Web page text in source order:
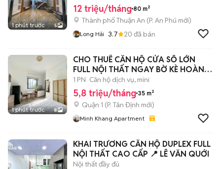
1 phút trước 5
12 triệu/tháng 80 m²
Thành phố Thuận An (P. An Phú mới)
Long Hải 3.7 20 đã bán
1 phút trước 8
CHO THUÊ CĂN HỘ CỬA SỔ LỚN
FULL NỘI THẤT NGAY BỜ KÈ HOÀNG
SA QUẬN 1
1 PN Căn hộ dịch vụ, mini
5,8 triệu/tháng 35 m²
Quận 1 (P. Tân Định mới)
Minh Khang Apartment
KHAI TRƯƠNG CĂN HỘ DUPLEX FULL
NỘI THẤT CAO CẤP 📍 LÊ VĂN QUỚI
Nội thất đầy đủ